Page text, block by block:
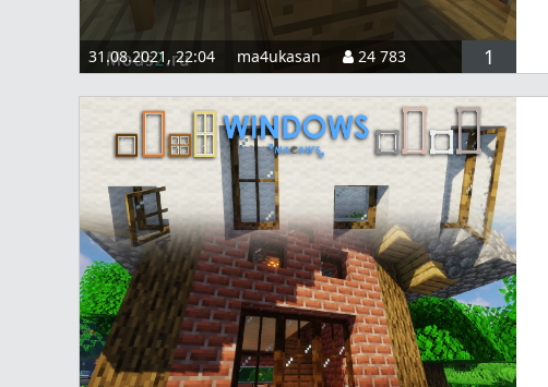
31.08.2021, 22:04 ma4ukasan 24 783 1